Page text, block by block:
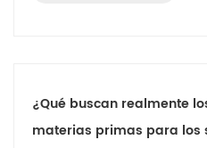
¿Qué buscan realmente
materias primas para los